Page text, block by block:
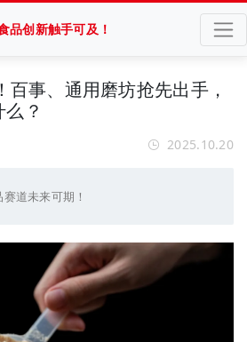
品创新触手可及！
百事、通用磨坊抢先出手，
？
2025.10.20
道未来可期！